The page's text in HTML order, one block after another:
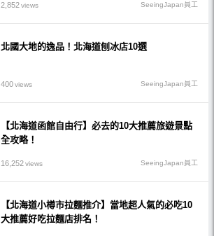
2,852views SeeingJapan員工
北國大地的逸品！北海道刨冰店10選
400views SeeingJapan員工
【北海道函館自由行】必去的10大推薦旅遊景點
全攻略！
16,252views SeeingJapan員工
【北海道小樽市拉麵推介】當地超人氣的必吃10
大推薦好吃拉麵店排名！